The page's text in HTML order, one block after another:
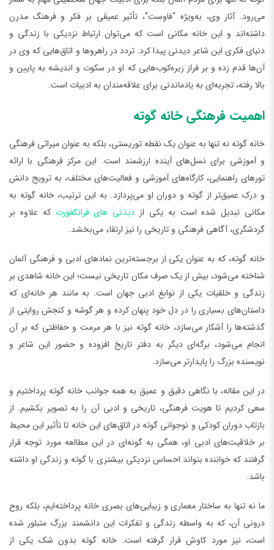
می‌رود. آثار وی، به‌ویژه “فاوست”، تأثیر عمیقی بر فکر و فرهنگ مدرن
داشته‌اند و این خانه مکانی است که می‌توان ارتباط نزدیکی با زندگی و
دنیای فکری این شاعر دیدنی پیدا کرد. تردد در راهروها و اتاق‌هایی که وی در
آن‌ها قدم زده و بر فراز زیره‌کوب‌هایی که او در سکوت و اندیشه به پایین و
بالا رفته، تجربه‌ای به یادماندنی برای علاقه‌مندان به ادبیات است.
اهمیت فرهنگی خانه گوته
خانه گوته نه تنها به عنوان یک نقطه توریستی، بلکه به عنوان میراثی فرهنگی
و آموزشی برای نسل‌های آینده ارزشمند است. این مرکز فرهنگی با ارائه
تورهای راهنمایی، کارگاه‌های آموزشی و فعالیت‌های مختلف، به ترویج دانش
و درک عمیق‌تر از گوته و دوران او می‌پردازد. به این ترتیب، خانه گوته به
مکانی تبدیل شده است به یکی از دیدنی های فرانکفورت که علاوه بر
گردشگری، آگاهی فرهنگی و تاریخی را نیز ارتقاء می‌بخشد.
خانه گوته، که به عنوان یکی از برجسته‌ترین نمادهای ادبی و فرهنگی آلمان
شناخته می‌شود، بیش از یک صرف مکان تاریخی نیست؛ این خانه شاهدی بر
زندگی و خلقیات یکی از نوابغ ادبی جهان است. به مانند هر خانه‌ای که
داستان‌های بسیاری را در دل خود پنهان کرده و هر گوشه و کنجش روایتی از
گذشته‌ها را آشکار می‌سازد، خانه گوته نیز با هر مرمت و حفاظتی که بر آن
انجام می‌شود، برگه‌ای دیگر به دفتر تاریخ افزوده و حضور این شاعر و
نویسنده بزرگ را پایدارتر می‌سازد.
در این مقاله، با نگاهی دقیق و عمیق به همه جوانب خانه گوته پرداختیم و
سعی کردیم تا هویت فرهنگی، تاریخی و ادبی آن را به تصویر بکشیم. از
بازتاب دوران کودکی و نوجوانی گوته در اتاق‌های این خانه تا تأثیر این محیط
بر خلاقیت‌های ادبی او، همگی به گونه‌ای در این مطالعه مورد توجه قرار
گرفتند که خواننده بتواند احساس نزدیکی بیشتری با گوته و زندگی او داشته
باشد.
ما نه تنها به ساختار معماری و زیبایی‌های بصری خانه پرداخته‌ایم، بلکه روح
درونی آن، که به واسطه زندگی و تفکرات این دانشمند بزرگ متبلور شده
است، نیز مورد کاوش قرار گرفته است. خانه گوته بدون شک یکی از